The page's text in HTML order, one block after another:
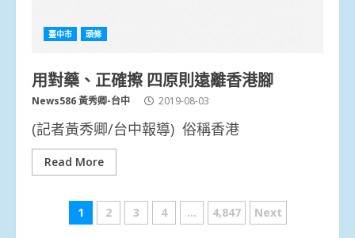
臺中市 頭條
用對藥、正確擦 四原則遠離香港腳
News586 黃秀卿-台中 2019-08-03
(記者黃秀卿/台中報導) 俗稱香港
Read More
文
1 2 3 4 ... 4,847 Next